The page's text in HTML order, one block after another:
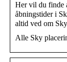
Her vil du finde
åbningstider i
altid ved om
Alle Sky